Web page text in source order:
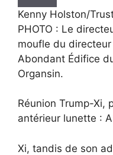
Kenny Holston/
PHOTO : Le
moufle du
Abondant Édifice
Organsin.
Réunion Trump-Xi,
antérieur lunette :
Xi, tandis de son